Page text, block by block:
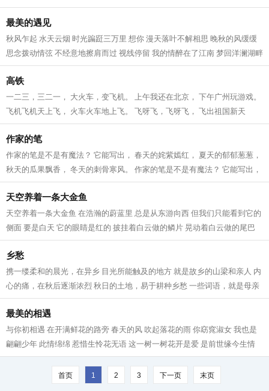
年过往的旧时光 轮椅并不意味着光...
最美的遇见
秋风乍起 水天云烟 时光蹁跹三万里 想你 漫天落叶不解相思 晚秋的风缓缓
思念拨动情弦 不经意地擦肩而过 视线停留 我的情醉在了江南 梦回洋澜湖畔
那个温馨的夜晚 深情凝望 十指相...
高铁
一二三，三二一， 大火车，变飞机。 上午我还在北京， 下午广州玩游戏。
飞机飞机天上飞， 火车火车地上飞。 飞呀飞，飞呀飞， 飞出祖国新天
地。...
作家的笔
作家的笔是不是有魔法？ 它能写出， 春天的姹紫嫣红， 夏天的郁郁葱葱，
秋天的瓜果飘香， 冬天的刺骨寒风。 作家的笔是不是有魔法？ 它能写出，
天空的湛蓝深远， 大地的宽阔无...
天空养着一条大金鱼
天空养着一条大金鱼 在浩瀚的蔚蓝里 总是从东游向西 但我们只能看到它的
侧面 要是白天 它的眼睛是红的 披挂着白云做的鳞片 晃动着白云做的尾巴
它张合的白云嘴 吐着一朵朵 好看的...
乡愁
携一缕柔和的晨光，在异乡 目光所能触及的地方 就是故乡的山梁和亲人 内
心的痛，在秋后逐渐浓烈 秋日的土地，易于耕种乡愁 一些词语，就是母亲
的庄稼 在乡下，草垛如同古堡 守候...
最美的相遇
与你初相遇 在开满鲜花的路旁 春天的风 吹起落花的雨 你窈窕淑女 我也是
翩翩少年 此情绵绵 惹惜生怜花无语 这一树一树花开是爱 是前世缘今生情
我呼唤你，轻轻的 一笑留千年 最美...
首页 1 2 3 下一页 末页